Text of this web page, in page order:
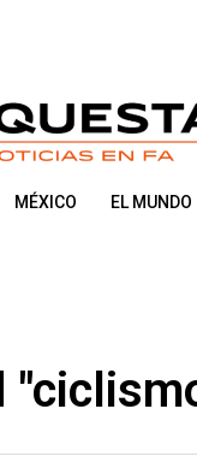
MÉXICO EL MUNDO